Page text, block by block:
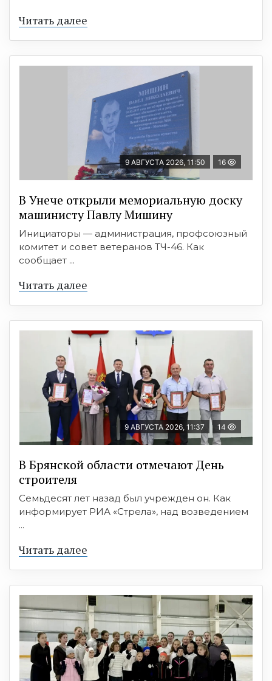
Читать далее
9 АВГУСТА 2026, 11:50 16
В Унече открыли мемориальную доску
машинисту Павлу Мишину
Инициаторы — администрация, профсоюзный
комитет и совет ветеранов ТЧ-46. Как
сообщает ...
Читать далее
9 АВГУСТА 2026, 11:37 14
В Брянской области отмечают День
строителя
Семьдесят лет назад был учрежден он. Как
информирует РИА «Стрела», над возведением
...
Читать далее